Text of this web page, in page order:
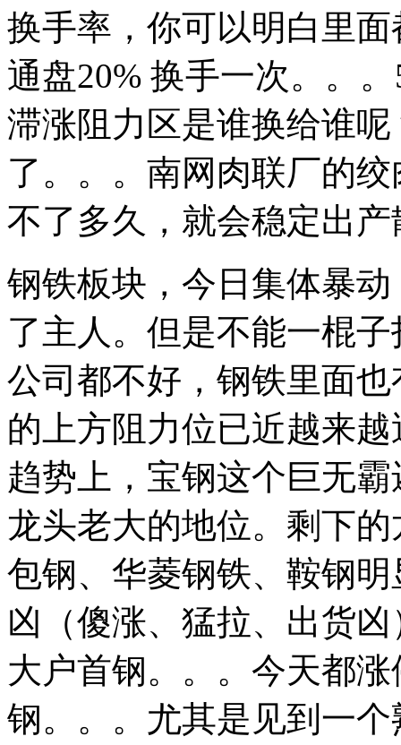
换手率，你可以明白里
通盘20% 换手一次。。
滞涨阻力区是谁换给谁
了。。。南网肉联厂的
不了多久，就会稳定出
钢铁板块，今日集体暴
了主人。但是不能一棍
公司都不好，钢铁里面
的上方阻力位已近越来
趋势上，宝钢这个巨无
龙头老大的地位。剩下
包钢、华菱钢铁、鞍钢
凶（傻涨、猛拉、出货
大户首钢。。。今天都
钢。。。尤其是见到一